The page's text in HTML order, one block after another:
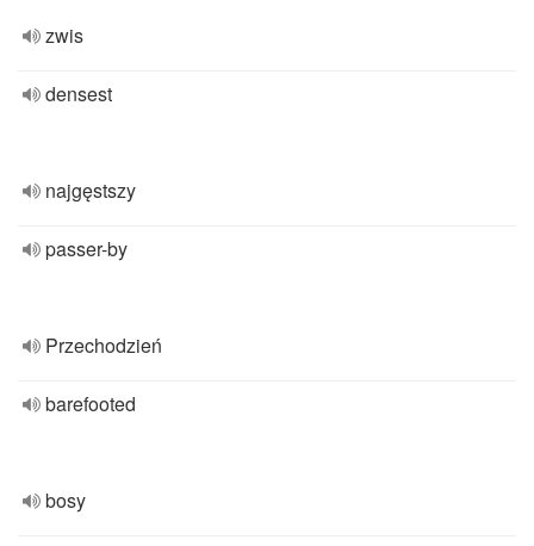
zwis
densest
najgęstszy
passer-by
Przechodzień
barefooted
bosy